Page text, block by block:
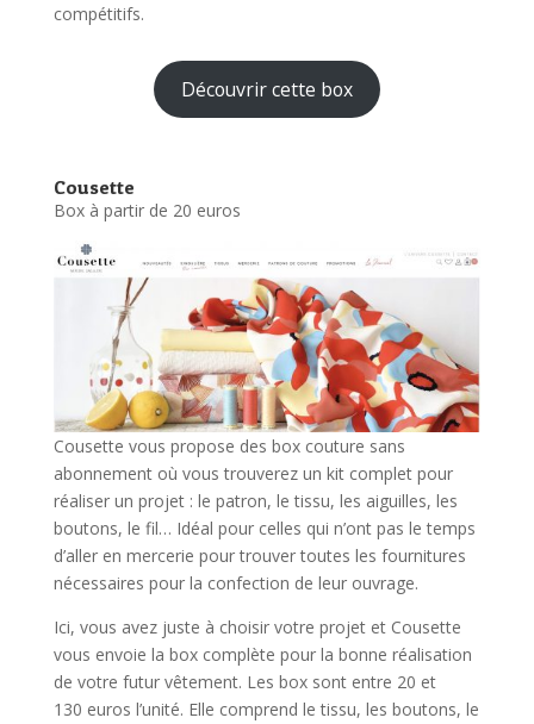
compétitifs.
Découvrir cette box
Cousette
Box à partir de 20 euros
Cousette vous propose des box couture sans
abonnement où vous trouverez un kit complet pour
réaliser un projet : le patron, le tissu, les aiguilles, les
boutons, le fil… Idéal pour celles qui n’ont pas le temps
d’aller en mercerie pour trouver toutes les fournitures
nécessaires pour la confection de leur ouvrage.
Ici, vous avez juste à choisir votre projet et Cousette
vous envoie la box complète pour la bonne réalisation
de votre futur vêtement. Les box sont entre 20 et
130 euros l’unité. Elle comprend le tissu, les boutons, le